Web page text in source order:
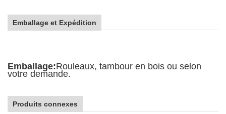
Emballage et Expédition
Emballage:Rouleaux, tambour en bois ou selon
votre demande.
Produits connexes